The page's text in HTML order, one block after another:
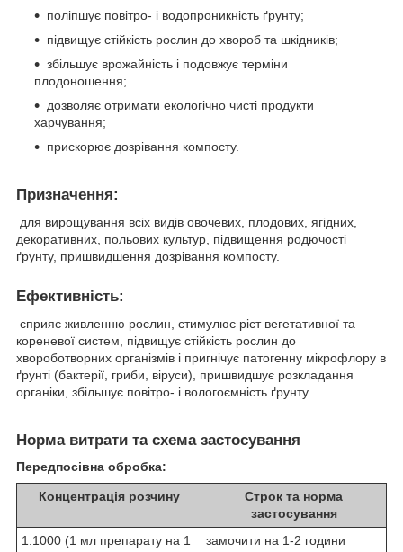
поліпшує повітро- і водопроникність ґрунту;
підвищує стійкість рослин до хвороб та шкідників;
збільшує врожайність і подовжує терміни
плодоношення;
дозволяє отримати екологічно чисті продукти
харчування;
прискорює дозрівання компосту.
Призначення:
для вирощування всіх видів овочевих, плодових, ягідних,
декоративних, польових культур, підвищення родючості
ґрунту, пришвидшення дозрівання компосту.
Ефективність:
сприяє живленню рослин, стимулює ріст вегетативної та
кореневої систем, підвищує стійкість рослин до
хвороботворних організмів і пригнічує патогенну мікрофлору в
ґрунті (бактерії, гриби, віруси), пришвидшує розкладання
органіки, збільшує повітро- і вологоємність ґрунту.
Норма витрати та схема застосування
Передпосівна обробка:
Концентрація розчину
Строк та норма
застосування
1:1000 (1 мл препарату на 1
замочити на 1-2 години